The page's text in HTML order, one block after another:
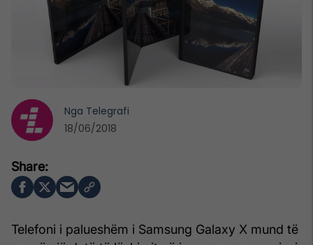
Telefoni i palueshëm i Samsung Galaxy X mund të
Nga Telegrafi
18/06/2018